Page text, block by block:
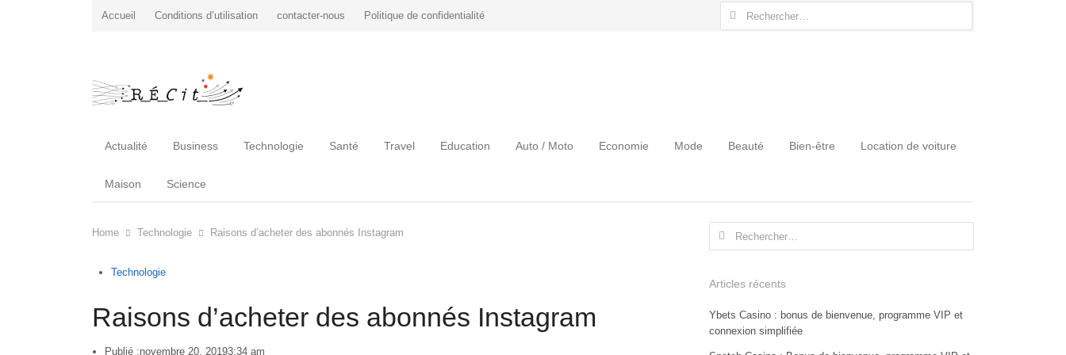
Accueil Conditions d’utilisation contacter-nous Politique de confidentialité Rechercher :
Actualité Business Technologie Santé Travel Education Auto / Moto Economie Mode Beauté Bien-être Location de voiture
Maison Science
Home Technologie Raisons d’acheter des abonnés Instagram
Technologie
Raisons d’acheter des abonnés Instagram
Publié :novembre 20, 20193:34 am
Rechercher :
Articles récents
Ybets Casino : bonus de bienvenue, programme VIP et
connexion simplifiée